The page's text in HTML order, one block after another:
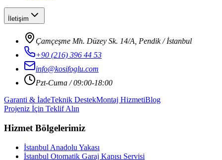
İletişim
Çamçeşme Mh. Düzey Sk. 14/A, Pendik / İstanbul
+90 (216) 396 44 53
info@kosifoglu.com
Pzt-Cuma / 09:00-18:00
Garanti & İadeTeknik DestekMontaj HizmetiBlog
Projeniz İçin Teklif Alın
Hizmet Bölgelerimiz
İstanbul Anadolu Yakası
İstanbul Otomatik Garaj Kapısı Servisi